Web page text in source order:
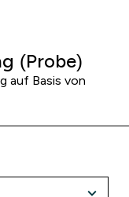
(Probe)
auf Basis von